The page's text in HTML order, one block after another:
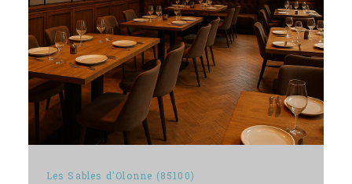
Les Sables d'Olonne (85100)